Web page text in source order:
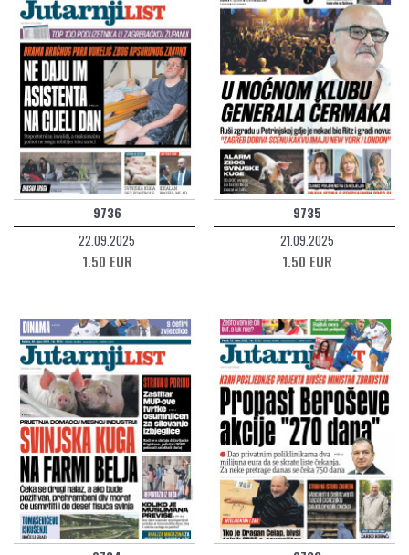
9736
22.09.2025
1.50 EUR
9735
21.09.2025
1.50 EUR